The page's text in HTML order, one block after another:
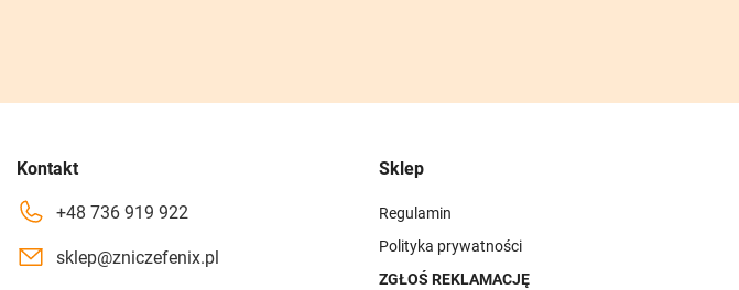
Kontakt
+48 736 919 922
sklep@zniczefenix.pl
Sklep
Regulamin
Polityka prywatności
ZGŁOŚ REKLAMACJĘ